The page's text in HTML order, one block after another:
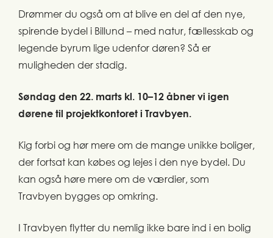
Drømmer du også om at blive en del af den nye,
spirende bydel i Billund – med natur, fællesskab og
legende byrum lige udenfor døren? Så er
muligheden der stadig.
Søndag den 22. marts kl. 10–12 åbner vi igen
dørene til projektkontoret i Travbyen.
Kig forbi og hør mere om de mange unikke boliger,
der fortsat kan købes og lejes i den nye bydel. Du
kan også høre mere om de værdier, som
Travbyen bygges op omkring.
I Travbyen flytter du nemlig ikke bare ind i en bolig